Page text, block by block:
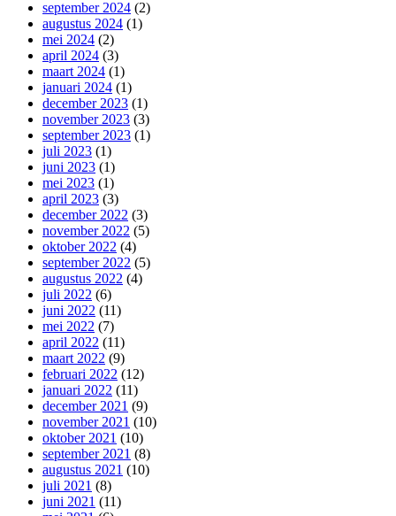
september 2024 (2)
augustus 2024 (1)
mei 2024 (2)
april 2024 (3)
maart 2024 (1)
januari 2024 (1)
december 2023 (1)
november 2023 (3)
september 2023 (1)
juli 2023 (1)
juni 2023 (1)
mei 2023 (1)
april 2023 (3)
december 2022 (3)
november 2022 (5)
oktober 2022 (4)
september 2022 (5)
augustus 2022 (4)
juli 2022 (6)
juni 2022 (11)
mei 2022 (7)
april 2022 (11)
maart 2022 (9)
februari 2022 (12)
januari 2022 (11)
december 2021 (9)
november 2021 (10)
oktober 2021 (10)
september 2021 (8)
augustus 2021 (10)
juli 2021 (8)
juni 2021 (11)